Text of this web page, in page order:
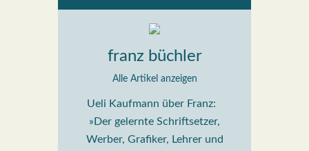
franz büchler
Alle Artikel anzeigen
Ueli Kaufmann über Franz:
»Der gelernte Schriftsetzer,
Werber, Grafiker, Lehrer und